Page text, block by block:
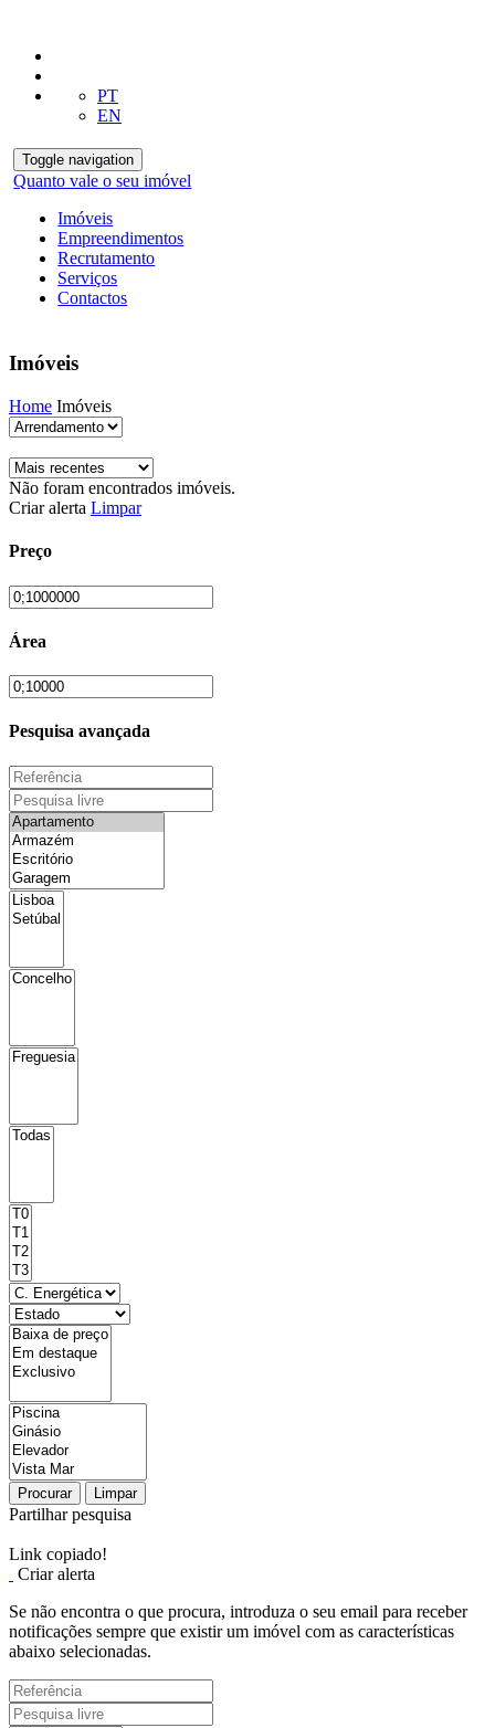
PT
EN
Toggle navigation
Quanto vale o seu imóvel
Imóveis
Empreendimentos
Recrutamento
Serviços
Contactos
Imóveis
Home Imóveis
Não foram encontrados imóveis.
Criar alerta Limpar
Preço
Área
Pesquisa avançada
Procurar Limpar
Partilhar pesquisa
Link copiado!
Criar alerta
Se não encontra o que procura, introduza o seu email para receber
notificações sempre que existir um imóvel com as características
abaixo selecionadas.